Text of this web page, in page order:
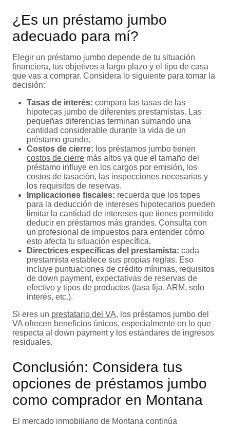
¿Es un préstamo jumbo
adecuado para mí?
Elegir un préstamo jumbo depende de tu situación
financiera, tus objetivos a largo plazo y el tipo de casa
que vas a comprar. Considera lo siguiente para tomar la
decisión:
Tasas de interés: compara las tasas de las
hipotecas jumbo de diferentes prestamistas. Las
pequeñas diferencias terminan sumando una
cantidad considerable durante la vida de un
préstamo grande.
Costos de cierre: los préstamos jumbo tienen
costos de cierre más altos ya que el tamaño del
préstamo influye en los cargos por emisión, los
costos de tasación, las inspecciones necesarias y
los requisitos de reservas.
Implicaciones fiscales: recuerda que los topes
para la deducción de intereses hipotecarios pueden
limitar la cantidad de intereses que tienes permitido
deducir en préstamos más grandes. Consulta con
un profesional de impuestos para entender cómo
esto afecta tu situación específica.
Directrices específicas del prestamista: cada
prestamista establece sus propias reglas. Eso
incluye puntuaciones de crédito mínimas, requisitos
de down payment, expectativas de reservas de
efectivo y tipos de productos (tasa fija, ARM, solo
interés, etc.).
Si eres un prestatario del VA, los préstamos jumbo del
VA ofrecen beneficios únicos, especialmente en lo que
respecta al down payment y los estándares de ingresos
residuales.
Conclusión: Considera tus
opciones de préstamos jumbo
como comprador en Montana
El mercado inmobiliario de Montana continúa